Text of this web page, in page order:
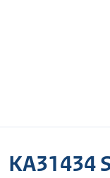
KA31434